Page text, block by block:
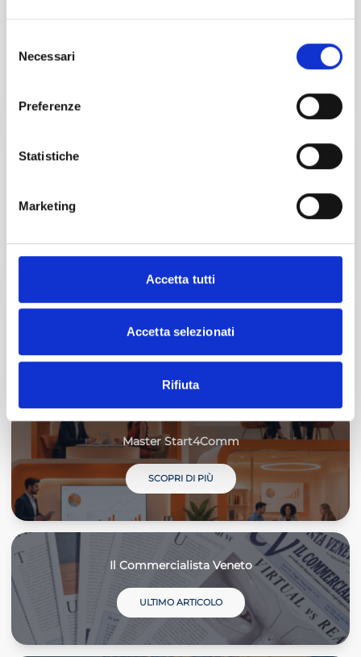
delNecessari
Preferenze
Statistiche
Marketing
Accetta tutti
Accetta selezionati
Rifiuta
COLLEGI SINDACALI: IL VALORE DELLA
ISCRIVITI
Master Start4Comm
SCOPRI DI PIÙ
Il Commercialista Veneto
ULTIMO ARTICOLO